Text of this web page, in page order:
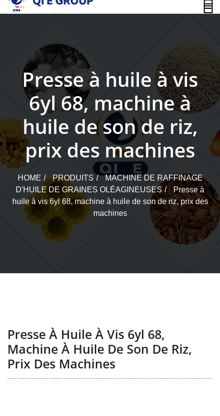
content
Presse à huile à vis
6yl 68, machine à
huile de son de riz,
prix des machines
HOME PRODUITS
MACHINE DE RAFFINAGE
D'HUILE DE GRAINES OLÉAGINEUSES
Presse à
huile à vis 6yl 68, machine à huile de son de riz, prix des
machines
Presse À Huile À Vis 6yl 68,
Machine À Huile De Son De Riz,
Prix Des Machines